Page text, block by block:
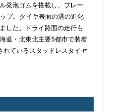
発泡ゴムを搭載し、ブレー
プ。タイヤ表面の溝の進化
した。ドライ路面の走行も
道・北東北主要5都市で装着
ているスタッドレスタイヤ